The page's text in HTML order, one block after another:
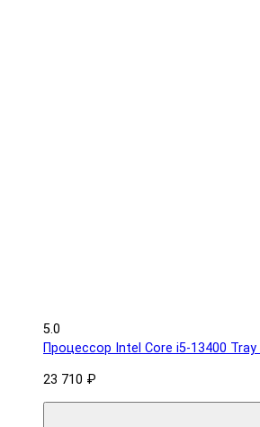
5.0
Процессор Intel Core i5-13400 Tray
23 710 ₽